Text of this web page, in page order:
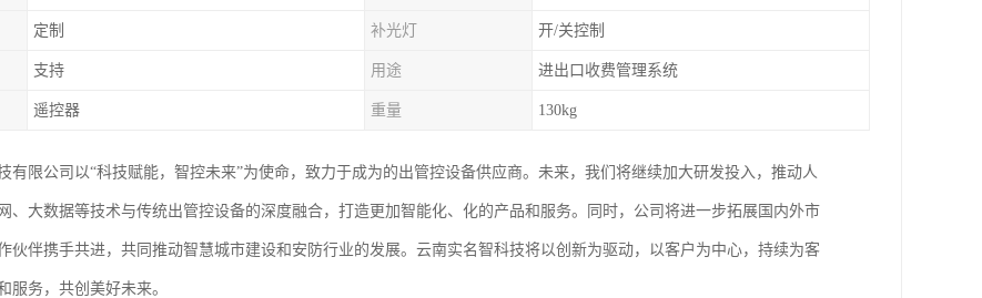
定制 补光灯 开/关控制
支持 用途 进出口收费管理系统
遥控器 重量 130kg
有限公司以“科技赋能，智控未来”为使命，致力于成为的出管控设备供应商。未来，我们将继续加大研发投入，推动人
、大数据等技术与传统出管控设备的深度融合，打造更加智能化、化的产品和服务。同时，公司将进一步拓展国内外市
伙伴携手共进，共同推动智慧城市建设和安防行业的发展。云南实名智科技将以创新为驱动，以客户为中心，持续为客
服务，共创美好未来。